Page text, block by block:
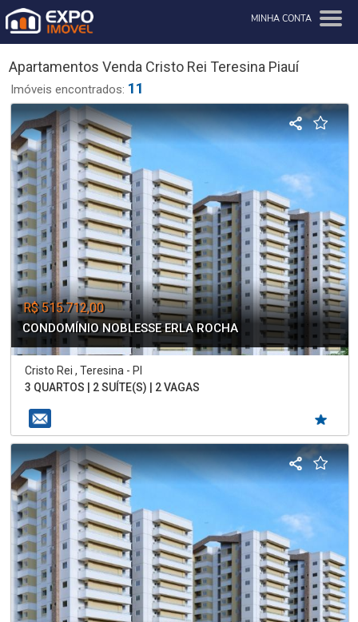
MINHA CONTA
Apartamentos Venda Cristo Rei Teresina Piauí
Imóveis encontrados: 11
R$ 515.712,00
CONDOMÍNIO NOBLESSE ERLA ROCHA
Cristo Rei , Teresina - PI
3 QUARTOS | 2 SUÍTE(S) | 2 VAGAS